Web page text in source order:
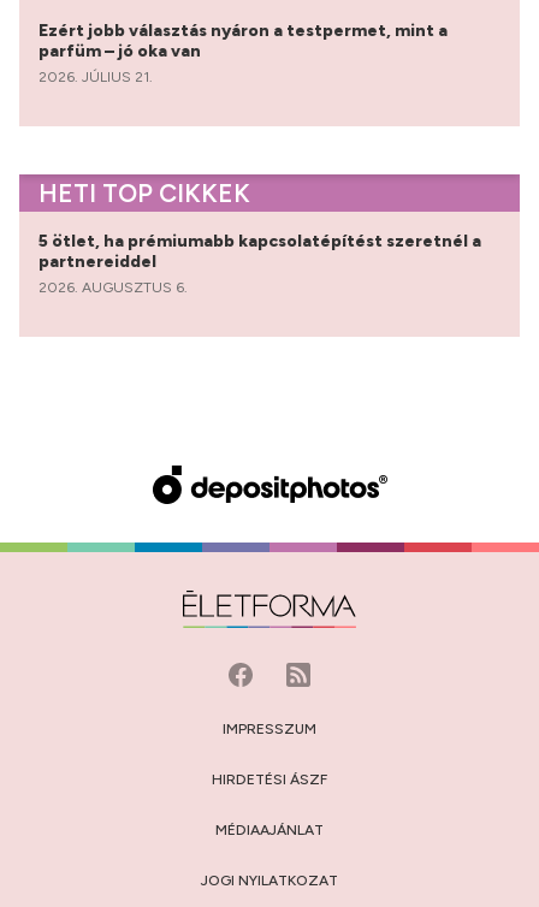
Ezért jobb választás nyáron a testpermet, mint a
parfüm – jó oka van
2026. JÚLIUS 21.
HETI TOP CIKKEK
5 ötlet, ha prémiumabb kapcsolatépítést szeretnél a
partnereiddel
2026. AUGUSZTUS 6.
IMPRESSZUM
HIRDETÉSI ÁSZF
MÉDIAAJÁNLAT
JOGI NYILATKOZAT